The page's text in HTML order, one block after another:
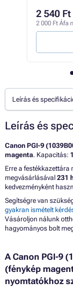
2 540 Ft
2 000 Ft Áfa
Leírás és
Leírás és
Canon PGI-9
magenta. Kapacitás:
Erre a
megvásárlásával231
kedvezményként
Segítségre van
gyakran ismételt
Vásároljon nálunk
hagyományos bolt
A Canon PGI-9
(fénykép
nyomtatókhoz